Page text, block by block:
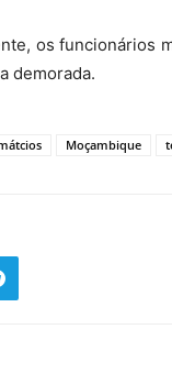
os funcionários
demorada.
Moçambique